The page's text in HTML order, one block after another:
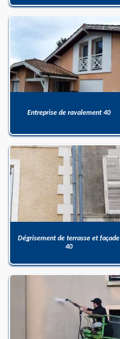
Entreprise de ravalement 40
Dégrisement de terrasse et façade
40